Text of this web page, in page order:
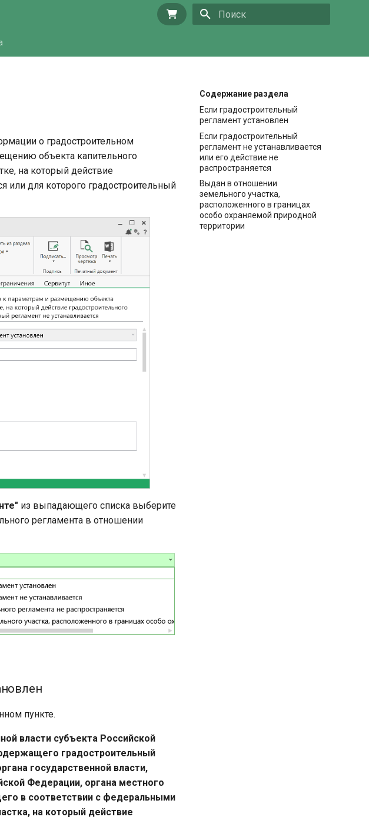
Купить
Содержание раздела
Если градостроительный
регламент установлен
Если градостроительный
регламент не устанавливается
или его действие не
распространяется
Выдан в отношении
земельного участка,
расположенного в границах
особо охраняемой природной
территории
о градостроительном
объекта капительного
на который действие
или для которого градостроительный
из выпадающего списка выберите
регламента в отношении
пункте.
власти субъекта Российской
градостроительный
государственной власти,
Федерации, органа местного
в соответствии с федеральными
на который действие